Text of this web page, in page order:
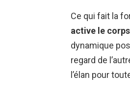
Ce qui fait la
active le
dynamique
regard de
l’élan pour